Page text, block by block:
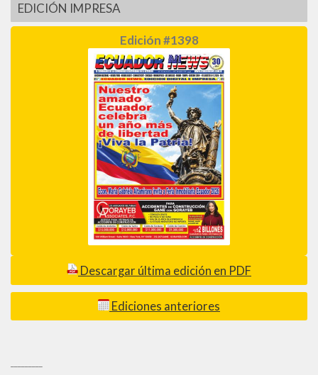
EDICIÓN IMPRESA
Edición #1398
Descargar última edición en PDF
Ediciones anteriores